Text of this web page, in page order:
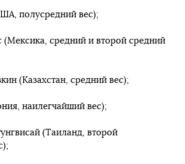
полусредний вес);
(Мексика, средний и второй средний
(Казахстан, средний вес);
наилегчайший вес);
(Таиланд, второй